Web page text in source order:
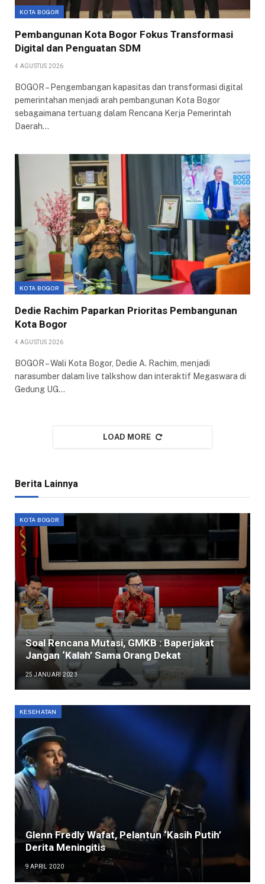
KOTA BOGOR
Pembangunan Kota Bogor Fokus Transformasi
Digital dan Penguatan SDM
4 AGUSTUS 2026
BOGOR – Pengembangan kapasitas dan transformasi digital
pemerintahan menjadi arah pembangunan Kota Bogor
sebagaimana tertuang dalam Rencana Kerja Pemerintah
Daerah…
KOTA BOGOR
Dedie Rachim Paparkan Prioritas Pembangunan
Kota Bogor
4 AGUSTUS 2026
BOGOR – Wali Kota Bogor, Dedie A. Rachim, menjadi
narasumber dalam live talkshow dan interaktif Megaswara di
Gedung UG…
LOAD MORE
Berita Lainnya
KOTA BOGOR
Soal Rencana Mutasi, GMKB : Baperjakat
Jangan ‘Kalah’ Sama Orang Dekat
25 JANUARI 2023
KESEHATAN
Glenn Fredly Wafat, Pelantun ‘Kasih Putih’
Derita Meningitis
9 APRIL 2020